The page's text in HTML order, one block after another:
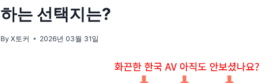
하는 선택지는?
By X토커 2026년 03월 31일